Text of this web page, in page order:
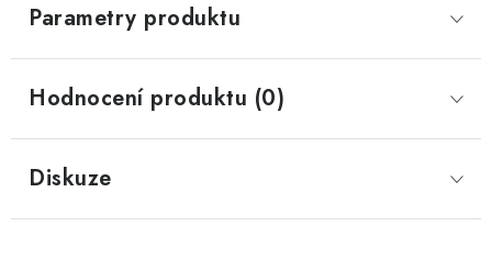
Parametry produktu
Hodnocení produktu (0)
Diskuze